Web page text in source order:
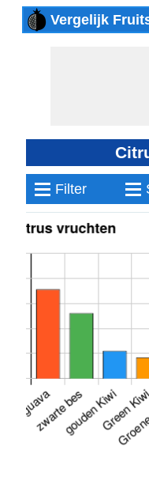
Vergelijk
≡ Filter ≡